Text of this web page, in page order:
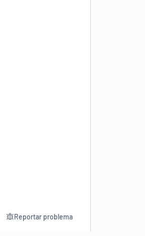
Reportar problema